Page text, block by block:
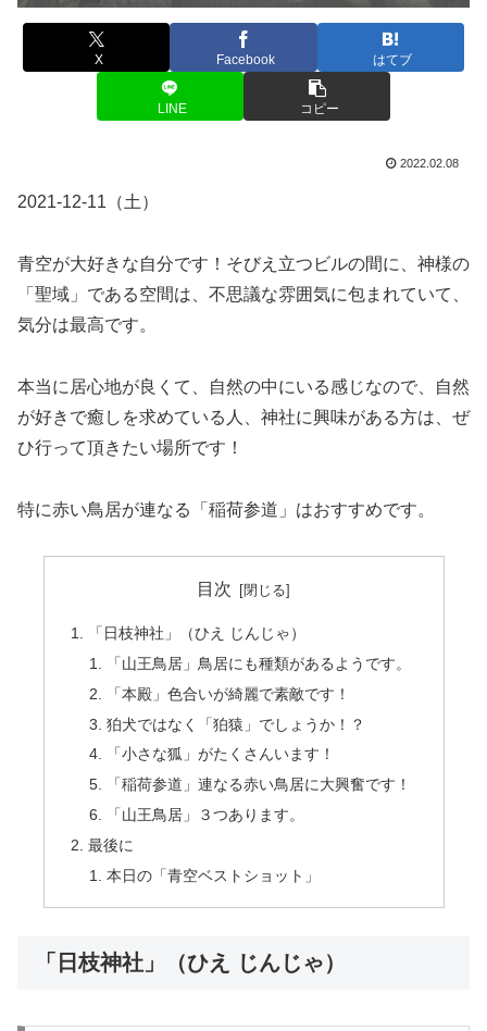
X Facebook はてブ
LINE コピー
2022.02.08
2021-12-11（土）
青空が大好きな自分です！そびえ立つビルの間に、神様の
「聖域」である空間は、不思議な雰囲気に包まれていて、
気分は最高です。
本当に居心地が良くて、自然の中にいる感じなので、自然
が好きで癒しを求めている人、神社に興味がある方は、ぜ
ひ行って頂きたい場所です！
特に赤い鳥居が連なる「稲荷参道」はおすすめです。
目次
「日枝神社」（ひえ じんじゃ）
「山王鳥居」鳥居にも種類があるようです。
「本殿」色合いが綺麗で素敵です！
狛犬ではなく「狛猿」でしょうか！？
「小さな狐」がたくさんいます！
「稲荷参道」連なる赤い鳥居に大興奮です！
「山王鳥居」３つあります。
最後に
本日の「青空ベストショット」
「日枝神社」（ひえ じんじゃ）